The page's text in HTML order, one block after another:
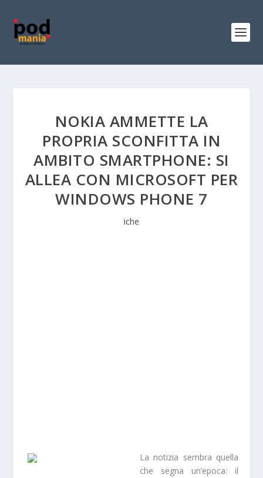
NOKIA AMMETTE LA
PROPRIA SCONFITTA IN
AMBITO SMARTPHONE: SI
ALLEA CON MICROSOFT PER
WINDOWS PHONE 7
iche
La notizia sembra quella
che segna un’epoca: il